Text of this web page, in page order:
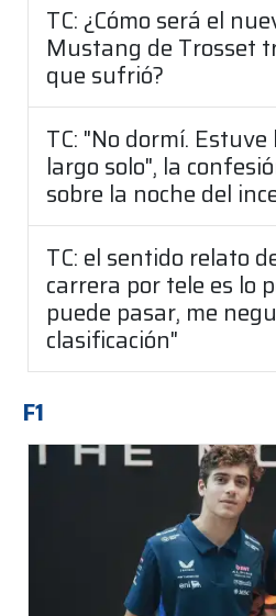
TC: ¿Cómo será el
Mustang de Trosset
que sufrió?
TC: "No dormí.
largo solo", la
sobre la noche del
TC: el sentido relato
carrera por tele es lo
puede pasar, me
clasificación"
F1